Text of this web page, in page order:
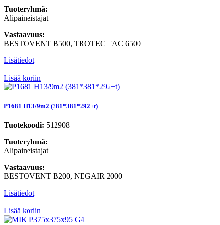
Tuoteryhmä:
Alipaineistajat
Vastaavuus:
BESTOVENT B500, TROTEC TAC 6500
Lisätiedot
Lisää koriin
P1681 H13/9m2 (381*381*292+t)
Tuotekoodi: 512908
Tuoteryhmä:
Alipaineistajat
Vastaavuus:
BESTOVENT B200, NEGAIR 2000
Lisätiedot
Lisää koriin